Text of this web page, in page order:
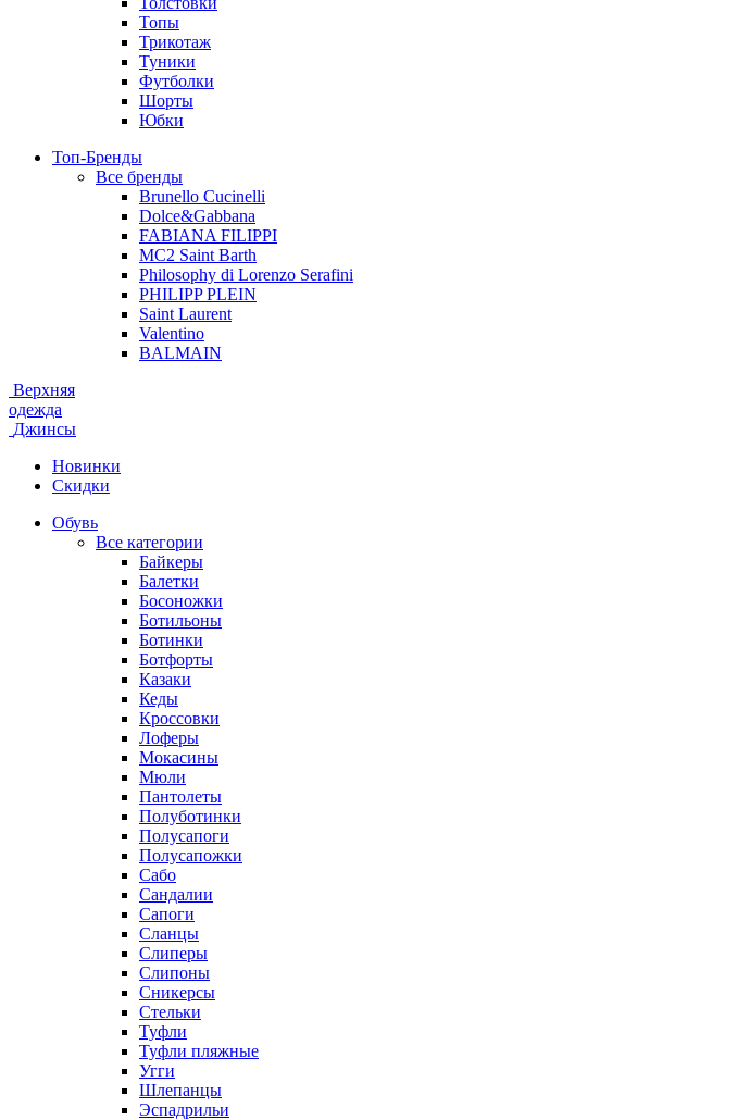
Топы
Трикотаж
Туники
Футболки
Шорты
Юбки
Топ-Бренды
Все бренды
Brunello Cucinelli
Dolce&Gabbana
FABIANA FILIPPI
MC2 Saint Barth
Philosophy di Lorenzo Serafini
PHILIPP PLEIN
Saint Laurent
Valentino
BALMAIN
Верхняя
одежда
Джинсы
Новинки
Скидки
Обувь
Все категории
Байкеры
Балетки
Босоножки
Ботильоны
Ботинки
Ботфорты
Казаки
Кеды
Кроссовки
Лоферы
Мокасины
Мюли
Пантолеты
Полуботинки
Полусапоги
Полусапожки
Сабо
Сандалии
Сапоги
Сланцы
Слиперы
Слипоны
Сникерсы
Стельки
Туфли
Туфли пляжные
Угги
Шлепанцы
Эспадрильи